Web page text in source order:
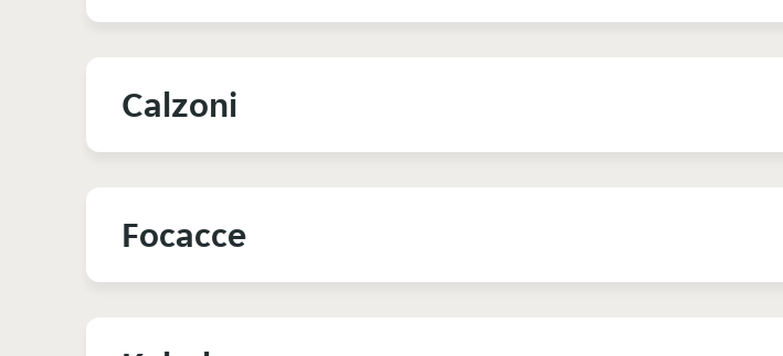
Calzoni
Focacce